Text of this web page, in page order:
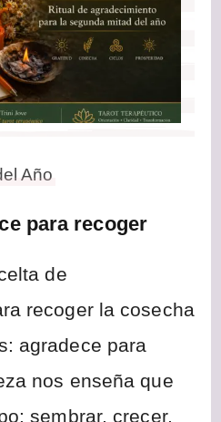
Año
para recoger
de
recoger la cosecha
agradece para
nos enseña que
sembrar, crecer,